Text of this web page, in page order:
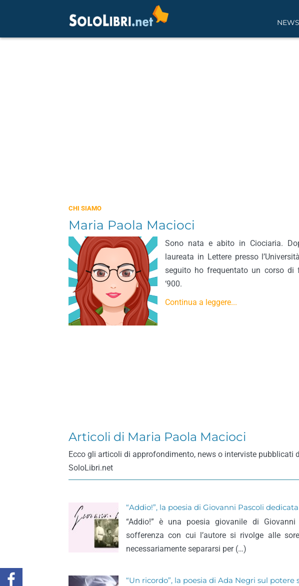
NEWS
CHI SIAMO
Maria Paola Macioci
Sono nata e abito in Ciociaria.
laureata in Lettere presso
seguito ho frequentato un corso di
‘900.
Continua a leggere...
Articoli di Maria Paola Macioci
Ecco gli articoli di approfondimento, news o interviste pubblicati
SoloLibri.net
“Addio!”, la poesia di Giovanni Pascoli
“Addio!” è una poesia giovanile di
sofferenza con cui l’autore si rivolge alle
necessariamente separarsi per (…)
“Un ricordo”, la poesia di Ada Negri sul